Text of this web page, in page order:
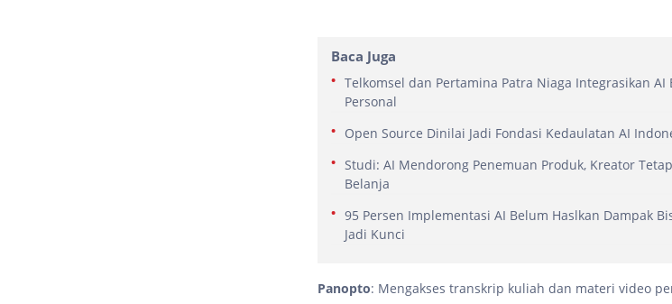
Baca Juga
Telkomsel dan Pertamina Patra Niaga Integrasikan AI
Personal
Open Source Dinilai Jadi Fondasi Kedaulatan AI
Studi: AI Mendorong Penemuan Produk, Kreator
Belanja
95 Persen Implementasi AI Belum Haslkan Dampak
Jadi Kunci
Panopto: Mengakses transkrip kuliah dan materi video